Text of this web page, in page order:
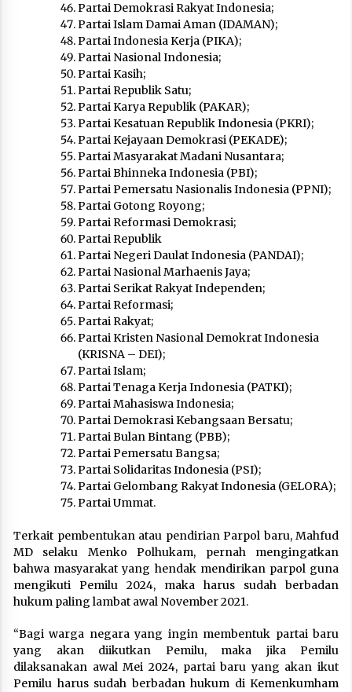
Partai Demokrasi Rakyat Indonesia;
Partai Islam Damai Aman (IDAMAN);
Partai Indonesia Kerja (PIKA);
Partai Nasional Indonesia;
Partai Kasih;
Partai Republik Satu;
Partai Karya Republik (PAKAR);
Partai Kesatuan Republik Indonesia (PKRI);
Partai Kejayaan Demokrasi (PEKADE);
Partai Masyarakat Madani Nusantara;
Partai Bhinneka Indonesia (PBI);
Partai Pemersatu Nasionalis Indonesia (PPNI);
Partai Gotong Royong;
Partai Reformasi Demokrasi;
Partai Republik
Partai Negeri Daulat Indonesia (PANDAI);
Partai Nasional Marhaenis Jaya;
Partai Serikat Rakyat Independen;
Partai Reformasi;
Partai Rakyat;
Partai Kristen Nasional Demokrat Indonesia
(KRISNA – DEI);
Partai Islam;
Partai Tenaga Kerja Indonesia (PATKI);
Partai Mahasiswa Indonesia;
Partai Demokrasi Kebangsaan Bersatu;
Partai Bulan Bintang (PBB);
Partai Pemersatu Bangsa;
Partai Solidaritas Indonesia (PSI);
Partai Gelombang Rakyat Indonesia (GELORA);
Partai Ummat.
Terkait pembentukan atau pendirian Parpol baru, Mahfud
MD selaku Menko Polhukam, pernah mengingatkan
bahwa masyarakat yang hendak mendirikan parpol guna
mengikuti Pemilu 2024, maka harus sudah berbadan
hukum paling lambat awal November 2021.
“Bagi warga negara yang ingin membentuk partai baru
yang akan diikutkan Pemilu, maka jika Pemilu
dilaksanakan awal Mei 2024, partai baru yang akan ikut
Pemilu harus sudah berbadan hukum di Kemenkumham